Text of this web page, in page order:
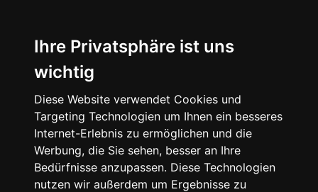
Ihre Privatsphäre ist uns
wichtig
Diese Website verwendet Cookies und
Targeting Technologien um Ihnen ein besseres
Internet-Erlebnis zu ermöglichen und die
Werbung, die Sie sehen, besser an Ihre
Bedürfnisse anzupassen. Diese Technologien
nutzen wir außerdem um Ergebnisse zu